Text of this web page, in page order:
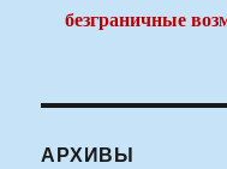
безграничные
АРХИВЫ